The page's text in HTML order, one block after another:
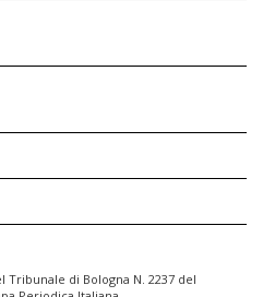
Tribunale di Bologna N. 2237 del